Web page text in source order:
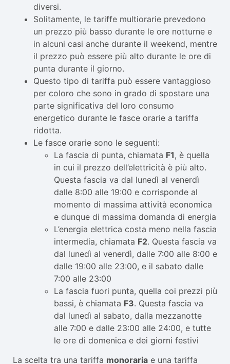
diversi.
Solitamente, le tariffe multiorarie prevedono
un prezzo più basso durante le ore notturne e
in alcuni casi anche durante il weekend, mentre
il prezzo può essere più alto durante le ore di
punta durante il giorno.
Questo tipo di tariffa può essere vantaggioso
per coloro che sono in grado di spostare una
parte significativa del loro consumo
energetico durante le fasce orarie a tariffa
ridotta.
Le fasce orarie sono le seguenti:
La fascia di punta, chiamata F1, è quella
in cui il prezzo dell’elettricità è più alto.
Questa fascia va dal lunedì al venerdì
dalle 8:00 alle 19:00 e corrisponde al
momento di massima attività economica
e dunque di massima domanda di energia
L’energia elettrica costa meno nella fascia
intermedia, chiamata F2. Questa fascia va
dal lunedì al venerdì, dalle 7:00 alle 8:00 e
dalle 19:00 alle 23:00, e il sabato dalle
7:00 alle 23:00
La fascia fuori punta, quella coi prezzi più
bassi, è chiamata F3. Questa fascia va
dal lunedì al sabato, dalla mezzanotte
alle 7:00 e dalle 23:00 alle 24:00, e tutte
le ore di domenica e dei giorni festivi
La scelta tra una tariffa monoraria e una tariffa